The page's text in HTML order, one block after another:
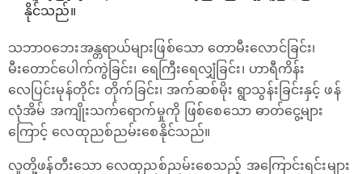
နိုင်သည်။
သဘာဝဘေးအန္တရာယ်များဖြစ်သော တောမီးလောင်ခြင်း၊
မီးတောင်ပေါက်ကွဲခြင်း၊ ရေကြီးရေလျှံခြင်း၊ ဟာရီကိန်း
လေပြင်းမုန်တိုင်း တိုက်ခြင်း၊ အက်ဆစ်မိုး ရွာသွန်းခြင်းနှင့် ဖန်
လုံအိမ် အကျိုးသက်ရောက်မှုကို ဖြစ်စေသော ဓာတ်‌ငွေ့များ
ကြောင့် လေထုညစ်ညမ်းစေနိုင်သည်။
လူတို့ဖန်တီးသော လေထုညစ်ညမ်းစေသည့် အကြောင်းရင်းများ